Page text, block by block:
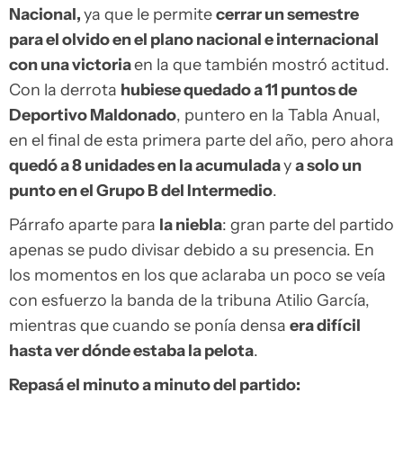
Nacional,ya que le permitecerrar un semestre
para el olvido en el plano nacional e internacional
con una victoriaen la que también mostró actitud.
Con la derrota hubiese quedado a 11 puntos de
Deportivo Maldonado, puntero en la Tabla Anual,
en el final de esta primera parte del año, pero ahora
quedó a 8 unidades en la acumuladaya solo un
punto en el Grupo B del Intermedio.
Párrafo aparte para la niebla: gran parte del partido
apenas se pudo divisar debido a su presencia. En
los momentos en los que aclaraba un poco se veía
con esfuerzo la banda de la tribuna Atilio García,
mientras que cuando se ponía densa era difícil
hasta ver dónde estaba la pelota.
Repasá el minuto a minuto del partido: